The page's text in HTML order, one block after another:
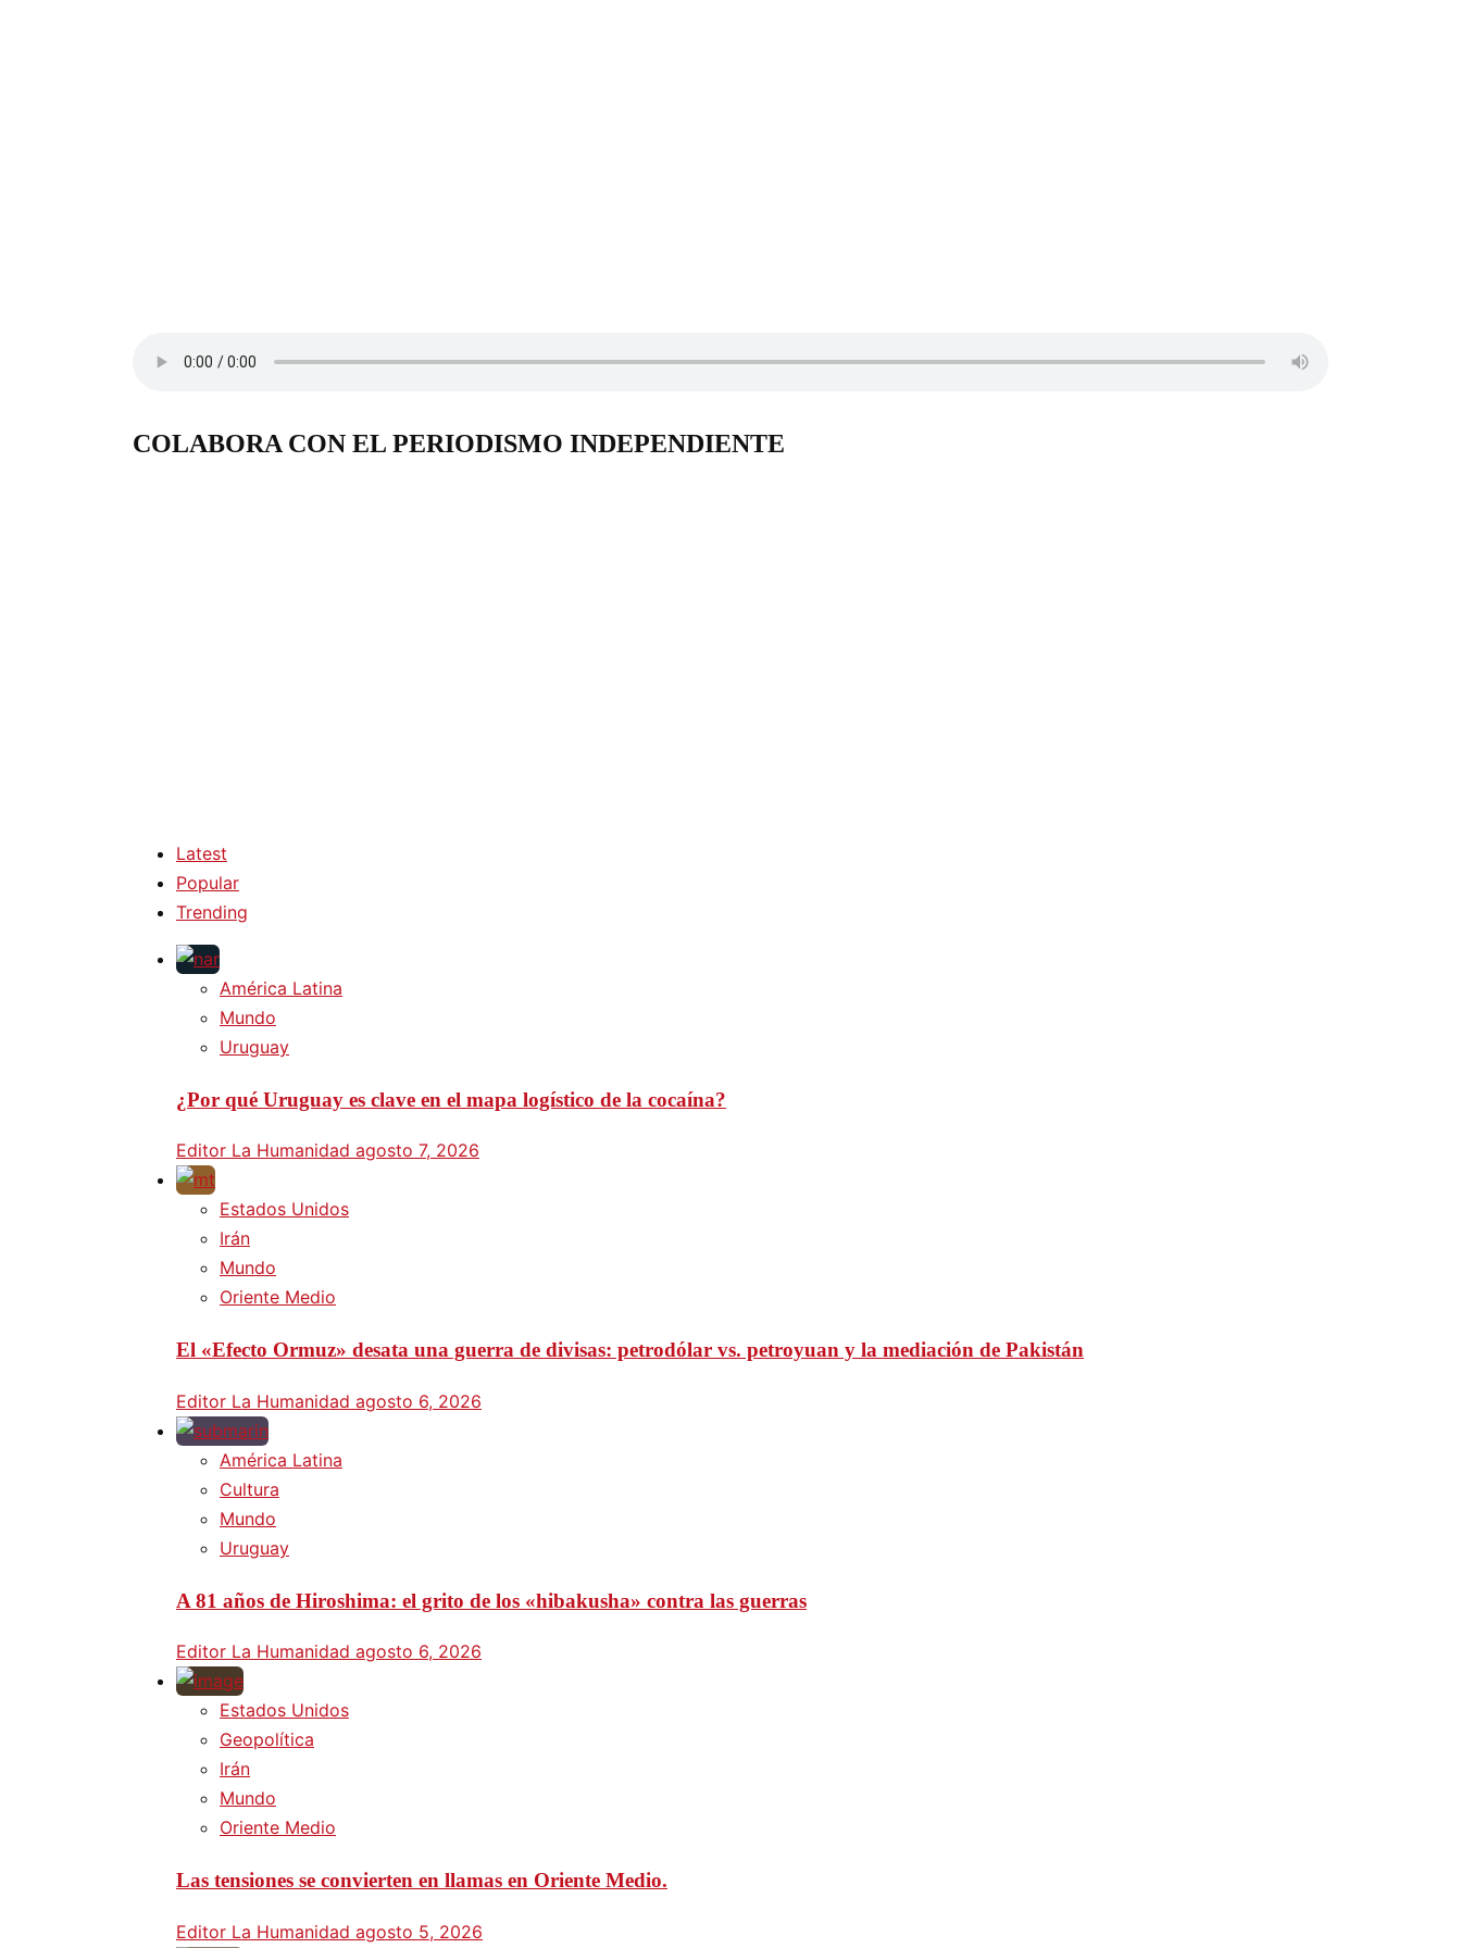
COLABORA CON EL PERIODISMO INDEPENDIENTE
Latest
Popular
Trending
América Latina
Mundo
Uruguay
¿Por qué Uruguay es clave en el mapa logístico de la cocaína?
Editor La Humanidad agosto 7, 2026
Estados Unidos
Irán
Mundo
Oriente Medio
El «Efecto Ormuz» desata una guerra de divisas: petrodólar vs. petroyuan y la mediación de Pakistán
Editor La Humanidad agosto 6, 2026
América Latina
Cultura
Mundo
Uruguay
A 81 años de Hiroshima: el grito de los «hibakusha» contra las guerras
Editor La Humanidad agosto 6, 2026
Estados Unidos
Geopolítica
Irán
Mundo
Oriente Medio
Las tensiones se convierten en llamas en Oriente Medio.
Editor La Humanidad agosto 5, 2026